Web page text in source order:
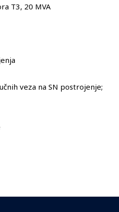
T3, 20 MVA
veza na SN postrojenje;